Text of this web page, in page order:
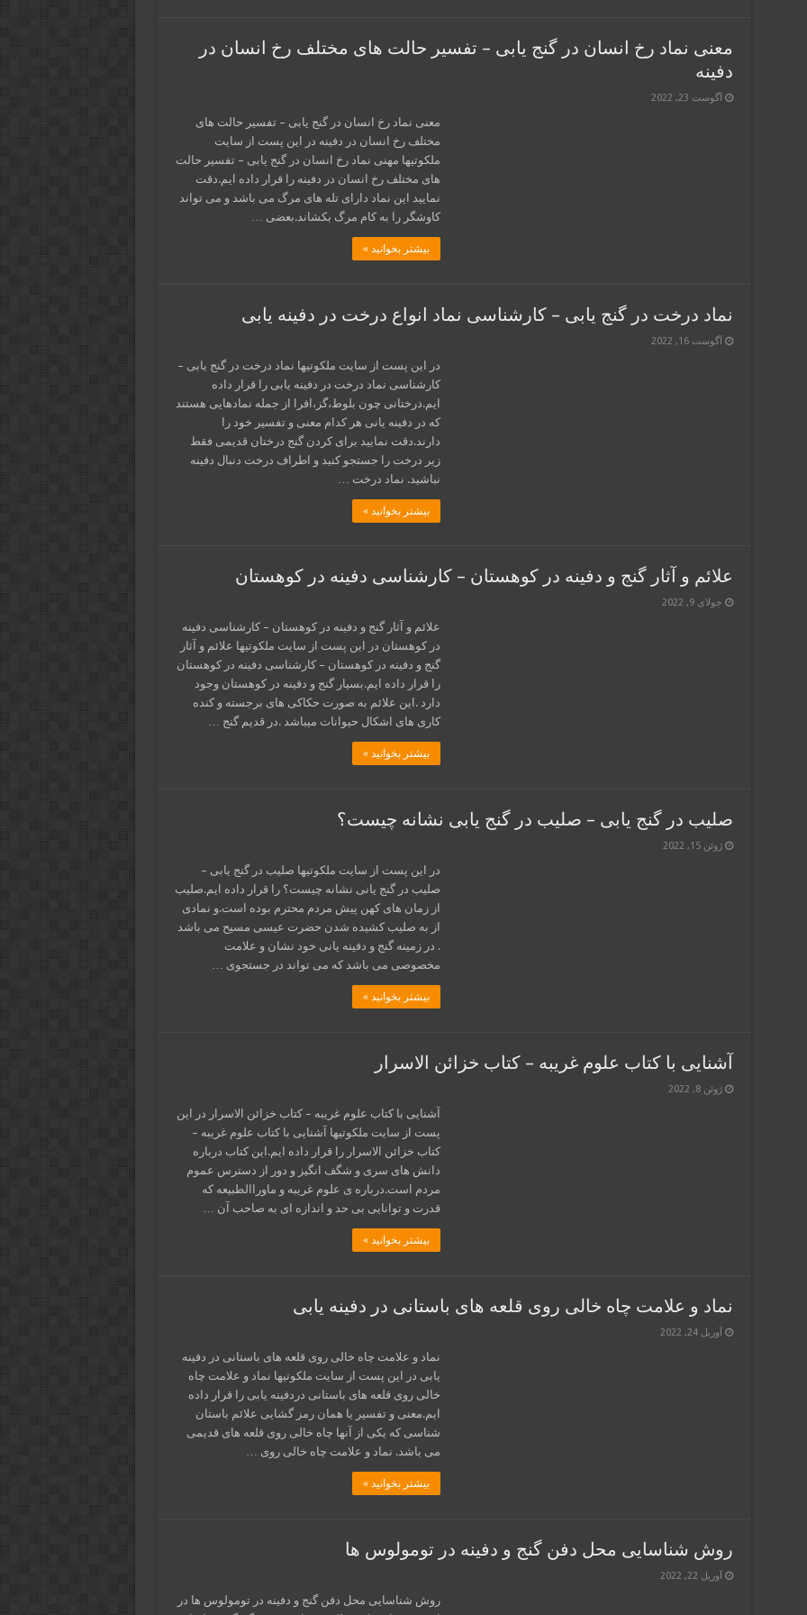
معنی نماد رخ انسان در گنج یابی – تفسیر حالت های مختلف رخ انسان در
دفینه
آگوست 23, 2022
معنی نماد رخ انسان در گنج یابی – تفسیر حالت های
مختلف رخ انسان در دفینه در این پست از سایت
ملکوتیها مهنی نماد رخ انسان در گنج یابی – تفسیر حالت
های مختلف رخ انسان در دفینه را قرار داده ایم.دقت
نمایید این نماد دارای تله های مرگ می باشد و می تواند
کاوشگر را به کام مرگ بکشاند.بعضی …
بیشتر بخوانید »
نماد درخت در گنج یابی – کارشناسی نماد انواع درخت در دفینه یابی
آگوست 16, 2022
در این پست از سایت ملکوتیها نماد درخت در گنج یابی –
کارشناسی نماد درخت در دفینه یابی را قرار داده
ایم.درختانی چون بلوط،گز،افرا از جمله نمادهایی هستند
که در دفینه یانی هر کدام معنی و تفسیر خود را
دارند.دقت نمایید برای کردن گنج درختان قدیمی فقط
زیر درخت را جستجو کنید و اطراف درخت دنبال دفینه
نباشید. نماد درخت …
بیشتر بخوانید »
علائم و آثار گنج و دفینه در کوهستان – کارشناسی دفینه در کوهستان
جولای 9, 2022
علائم و آثار گنج و دفینه در کوهستان – کارشناسی دفینه
در کوهستان در این پست از سایت ملکوتیها علائم و آثار
گنج و دفینه در کوهستان – کارشناسی دفینه در کوهستان
را قرار داده ایم.بسیار گنج و دفینه در کوهستان وجود
دارد .این علائم به صورت حکاکی های برجسته و کنده
کاری های اشکال حیوانات میباشد .در قدیم گنج …
بیشتر بخوانید »
صلیب در گنج یابی – صلیب در گنج یابی نشانه چیست؟
ژوئن 15, 2022
در این پست از سایت ملکوتیها صلیب در گنج یابی –
صلیب در گنج یانی نشانه چیست؟ را قرار داده ایم.صلیب
از زمان های کهن پیش مردم محترم بوده است.و نمادی
از به صلیب کشیده شدن حضرت عیسی مسیح می باشد
. در زمینه گنج و دفینه یانی خود نشان و علامت
مخصوصی می باشد که می تواند در جستجوی …
بیشتر بخوانید »
آشنایی با کتاب علوم غریبه – کتاب خزائن الاسرار
ژوئن 8, 2022
آشنایی با کتاب علوم غریبه – کتاب خزائن الاسرار در این
پست از سایت ملکوتیها آشنایی با کتاب علوم غریبه –
کتاب خزائن الاسرار را قرار داده ایم.این کتاب درباره
دانش های سری و شگف انگیز و دور از دسترس عموم
مردم است.درباره ی علوم غریبه و ماوراالطبیعه که
قدرت و توانایی بی حد و اندازه ای به صاحب آن …
بیشتر بخوانید »
نماد و علامت چاه خالی روی قلعه های باستانی در دفینه یابی
آوریل 24, 2022
نماد و علامت چاه خالی روی قلعه های باستانی در دفینه
یابی در این پست از سایت ملکوتیها نماد و علامت چاه
خالی روی قلعه های باستانی دردفینه یابی را قرار داده
ایم.معنی و تفسیر یا همان رمز گشایی علائم باستان
شناسی که یکی از آنها چاه خالی روی قلعه های قدیمی
می باشد. نماد و علامت چاه خالی روی …
بیشتر بخوانید »
روش شناسایی محل دفن گنج و دفینه در تومولوس ها
آوریل 22, 2022
روش شناسایی محل دفن گنج و دفینه در تومولوس ها در